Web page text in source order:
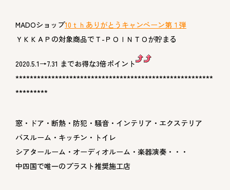
MADOショップ10ｔｈありがとうキャンペーン第１弾
ＹＫＫＡＰの対象商品でＴ-ＰＯＩＮＴＯが貯まる
2020.5.1→7.31 までお得な3倍ポイント
*******************************************************
*********
窓・ドア・断熱・防犯・騒音・インテリア・エクステリア
バスルーム・キッチン・トイレ
シアタールーム・オーディオルーム・楽器演奏・・・
中四国で唯一のプラスト推奨施工店